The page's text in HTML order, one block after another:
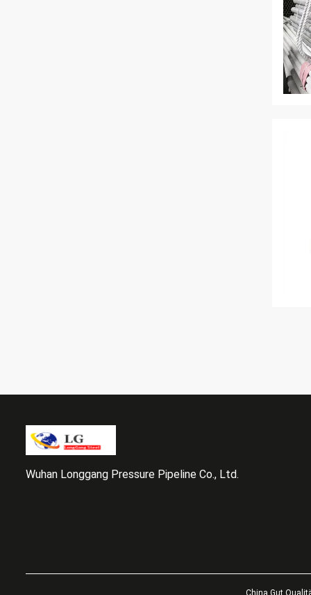
Wuhan Longgang Pressure Pipeline Co., Ltd.
China Gut